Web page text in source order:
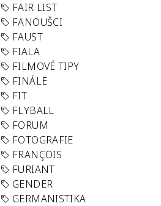
FAIR LIST
FANOUŠCI
FAUST
FIALA
FILMOVÉ TIPY
FINÁLE
FIT
FLYBALL
FORUM
FOTOGRAFIE
FRANÇOIS
FURIANT
GENDER
GERMANISTIKA